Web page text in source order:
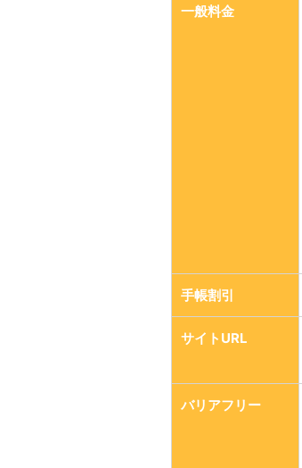
一般料金
手帳割引
サイトURL
バリアフリー